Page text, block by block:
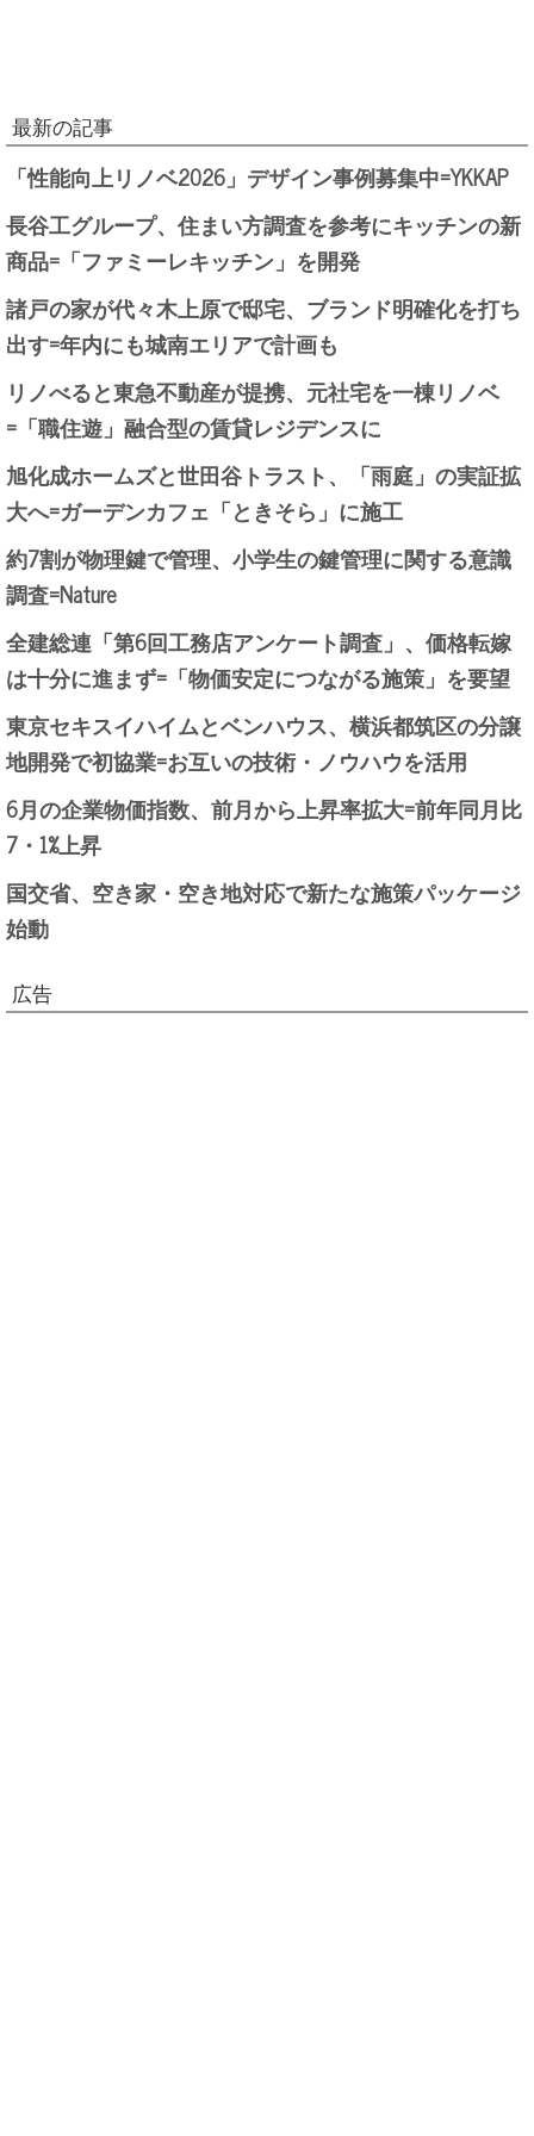
最新の記事
「性能向上リノベ2026」デザイン事例募集中=YKKAP
長谷工グループ、住まい方調査を参考にキッチンの新
商品=「ファミーレキッチン」を開発
諸戸の家が代々木上原で邸宅、ブランド明確化を打ち
出す=年内にも城南エリアで計画も
リノべると東急不動産が提携、元社宅を一棟リノベ
=「職住遊」融合型の賃貸レジデンスに
旭化成ホームズと世田谷トラスト、「雨庭」の実証拡
大へ=ガーデンカフェ「ときそら」に施工
約7割が物理鍵で管理、小学生の鍵管理に関する意識
調査=Nature
全建総連「第6回工務店アンケート調査」、価格転嫁
は十分に進まず=「物価安定につながる施策」を要望
東京セキスイハイムとベンハウス、横浜都筑区の分譲
地開発で初協業=お互いの技術・ノウハウを活用
6月の企業物価指数、前月から上昇率拡大=前年同月比
7・1%上昇
国交省、空き家・空き地対応で新たな施策パッケージ
始動
広告